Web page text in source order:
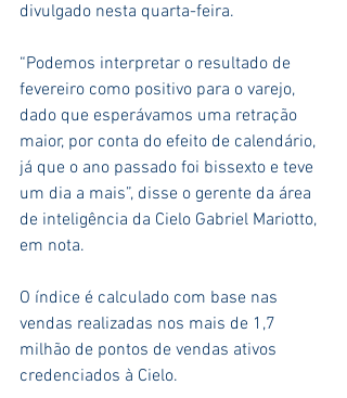
divulgado nesta quarta-feira.
“Podemos interpretar o resultado de
fevereiro como positivo para o varejo,
dado que esperávamos uma retração
maior, por conta do efeito de calendário,
já que o ano passado foi bissexto e teve
um dia a mais”, disse o gerente da área
de inteligência da Cielo Gabriel Mariotto,
em nota.
O índice é calculado com base nas
vendas realizadas nos mais de 1,7
milhão de pontos de vendas ativos
credenciados à Cielo.